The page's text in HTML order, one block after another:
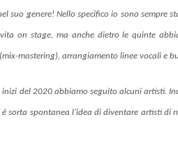
genere! Nello specifico io sono sempre
on stage, ma anche dietro le quinte
mastering), arrangiamento linee vocali e
del 2020 abbiamo seguito alcuni artisti.
sorta spontanea l’idea di diventare artisti